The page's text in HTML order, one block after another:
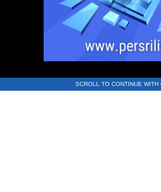
SCROLL TO CONTINUE WITH